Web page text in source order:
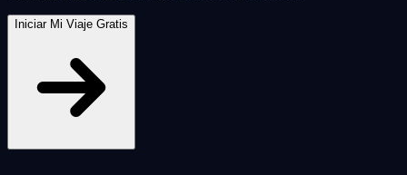
Iniciar Mi Viaje Gratis